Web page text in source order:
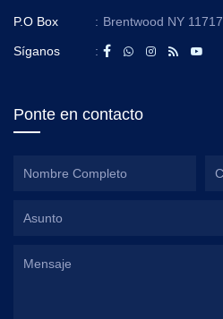
P.O Box : Brentwood NY 11717.
Síganos :
Ponte en contacto